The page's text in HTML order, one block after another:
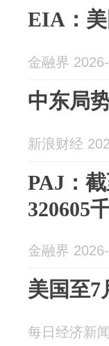
EIA：美
金融界
中东局
新浪财经
PAJ：
320605
金融界
美国至7
每日经济新